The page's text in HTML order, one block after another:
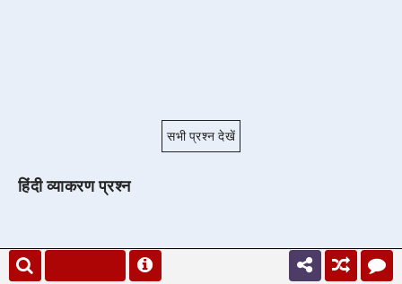
सभी प्रश्न देखें
हिंदी व्याकरण प्रश्न